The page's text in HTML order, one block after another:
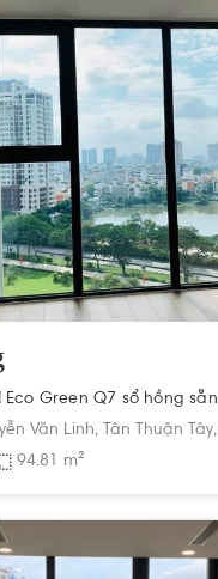
Eco Green Q7 sổ hồng sẵn
Văn Linh, Tân Thuận Tây,
94.81 m²